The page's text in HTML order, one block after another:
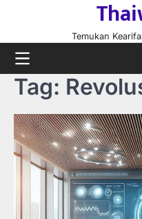
content
Temukan
Tag: